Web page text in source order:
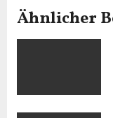
t
r
g
Ähnlicher